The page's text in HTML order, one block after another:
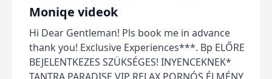
Moniqe videok
Hi Dear Gentleman! Pls book me in advance
thank you! Exclusive Experiences***. Bp ELŐRE
BEJELENTKEZES SZÜKSÉGES! INYENCEKNEK*